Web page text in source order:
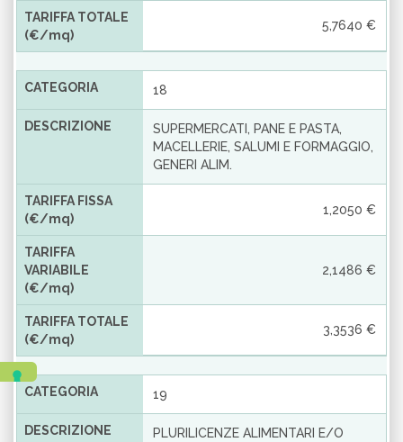
TARIFFA TOTALE
(€/mq)
5,7640 €
CATEGORIA 18
DESCRIZIONE
SUPERMERCATI, PANE E PASTA,
MACELLERIE, SALUMI E FORMAGGIO,
GENERI ALIM.
TARIFFA FISSA
(€/mq)
1,2050 €
TARIFFA
VARIABILE
(€/mq)
2,1486 €
TARIFFA TOTALE
(€/mq)
3,3536 €
CATEGORIA 19
DESCRIZIONE
PLURILICENZE ALIMENTARI E/O